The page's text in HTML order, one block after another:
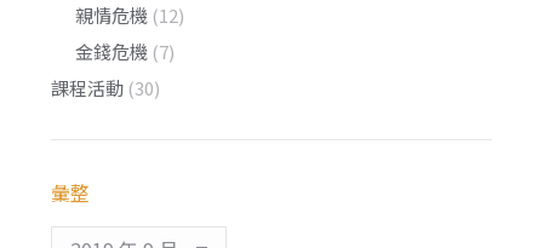
親情危機 (12)
金錢危機 (7)
課程活動 (30)
彙整